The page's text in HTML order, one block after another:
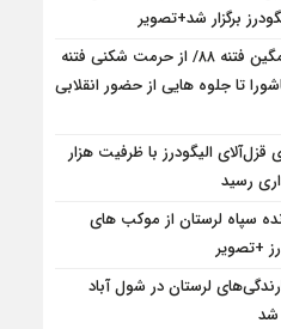
برگزار شد+تصویر
طوفان سهمگین فتنه ۸۸/ از حرمت شکنی فتنه
تا جلوه هایی از حضور انقلابی
قزل‌آلای الیگودرز با ظرفیت هزار
رسید
سپاه لرستان از موکب های
+تصویر
لرستان در شول آباد
شد